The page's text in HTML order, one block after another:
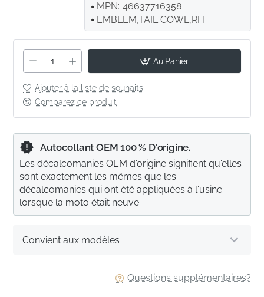
MPN: 46637716358
EMBLEM,TAIL COWL,RH
Au Panier
Ajouter à la liste de souhaits
Comparez ce produit
Questions supplémentaires?
Convient aux modèles
Autocollant OEM 100 % D'origine.
Les décalcomanies OEM d'origine signifient qu'elles
sont exactement les mêmes que les
décalcomanies qui ont été appliquées à l'usine
lorsque la moto était neuve.